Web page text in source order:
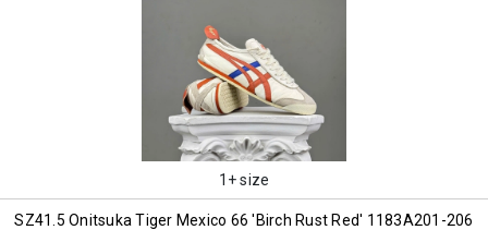
1+ size
SZ41.5 Onitsuka Tiger Mexico 66 'Birch Rust Red' 1183A201-206